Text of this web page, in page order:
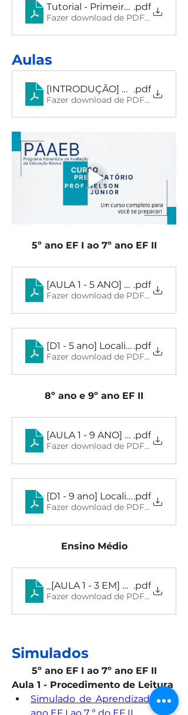
Tutorial - Primeiro Acesso - APS
.pdf
Fazer download de PDF • 556KB
Aulas
[INTRODUÇÃO] O que é
.pdf
Fazer download de PDF • 31.18MB
5º ano EF I ao 7º ano EF II
[AULA 1 - 5 ANO] .pdf
Fazer download de PDF • 30.97MB
[D1 - 5 ano] Localizar
.pdf
Fazer download de PDF • 30.31MB
8º ano e 9º ano EF II
[AULA 1 - 9 ANO] .pdf
Fazer download de PDF • 29.45MB
[D1 - 9 ano] Localizar
.pdf
Fazer download de PDF • 30.13MB
Ensino Médio
_[AULA 1 - 3 EM] .pdf
Fazer download de PDF • 24.41MB
Simulados
5º ano EF I ao 7º ano EF II
Aula 1 - Procedimento de Leitura
Simulado de Aprendizado - 5º
ano EF I ao 7 º do EF II